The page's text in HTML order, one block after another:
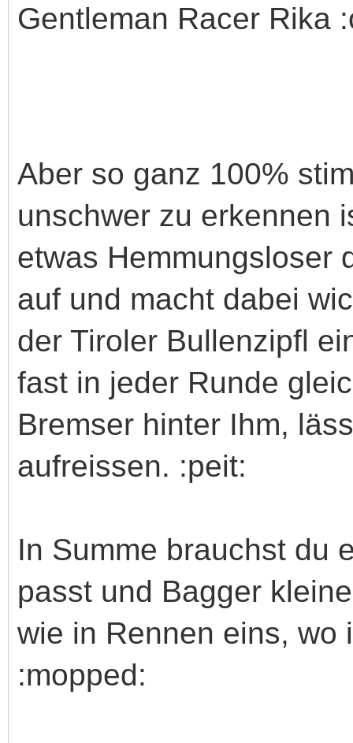
Gentleman Racer Rika
Aber so ganz 100%
unschwer zu erkennen
etwas Hemmungsloser
auf und macht dabei
der Tiroler Bullenzipfl
fast in jeder Runde
Bremser hinter Ihm,
aufreissen. :peit:
In Summe brauchst du
passt und Bagger
wie in Rennen eins, wo
:mopped: